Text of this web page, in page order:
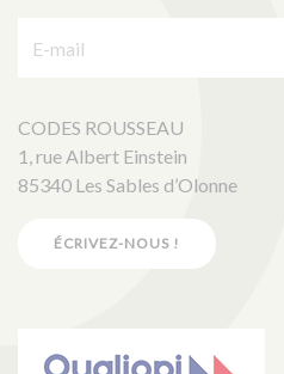
CODES ROUSSEAU
1, rue Albert Einstein
85340 Les Sables d’Olonne
ÉCRIVEZ-NOUS !